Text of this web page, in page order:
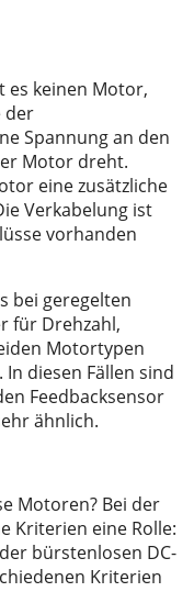
es keinen Motor,
der
Spannung an den
Motor dreht.
eine zusätzliche
Verkabelung ist
vorhanden
bei geregelten
für Drehzahl,
Motortypen
In diesen Fällen sind
Feedbacksensor
ähnlich.
Motoren? Bei der
Kriterien eine Rolle:
bürstenlosen DC-
Kriterien